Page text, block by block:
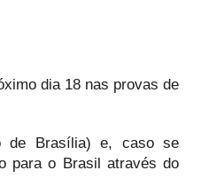
dia 18 nas provas de
de Brasília) e, caso se
para o Brasil através do